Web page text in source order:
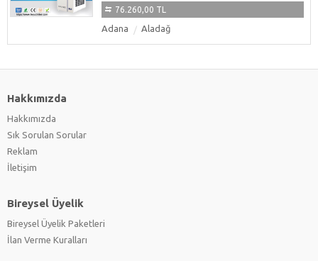
76.260,00 TL
Adana Aladağ
Hakkımızda
Hakkımızda
Sık Sorulan Sorular
Reklam
İletişim
Bireysel Üyelik
Bireysel Üyelik Paketleri
İlan Verme Kuralları